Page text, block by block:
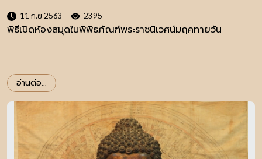
11 ก.ย 2563 2395
พิธีเปิดห้องสมุดในพิพิธภัณฑ์พระราชนิเวศน์มฤคทายวัน
อ่านต่อ...